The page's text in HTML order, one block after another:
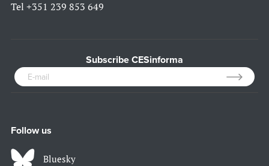
Tel +351 239 853 649
Subscribe CESinforma
Follow us
Bluesky